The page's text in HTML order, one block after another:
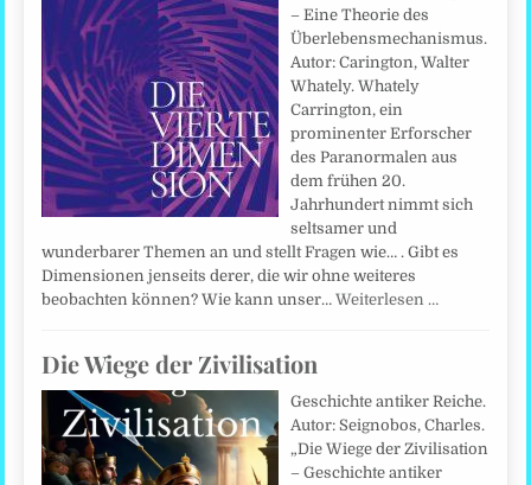
– Eine Theorie des
Überlebensmechanismus.
Autor: Carington, Walter
Whately. Whately
Carrington, ein
prominenter Erforscher
des Paranormalen aus
dem frühen 20.
Jahrhundert nimmt sich
seltsamer und
wunderbarer Themen an und stellt Fragen wie… . Gibt es
Dimensionen jenseits derer, die wir ohne weiteres
beobachten können? Wie kann unser…Weiterlesen …
Die Wiege der Zivilisation
Geschichte antiker Reiche.
Autor: Seignobos, Charles.
„Die Wiege der Zivilisation
– Geschichte antiker